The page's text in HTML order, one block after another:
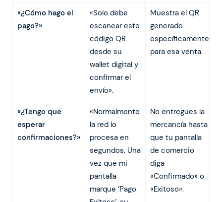
«¿Cómo hago el
pago?»
«Solo debe
escanear este
código QR
desde su
wallet digital y
confirmar el
envío».
Muestra el QR
generado
específicamente
para esa venta.
«¿Tengo que
esperar
confirmaciones?»
«Normalmente
la red lo
procesa en
segundos. Una
vez que mi
pantalla
marque ‘Pago
No entregues la
mercancía hasta
que tu pantalla
de comercio
diga
«Confirmado» o
«Exitoso».